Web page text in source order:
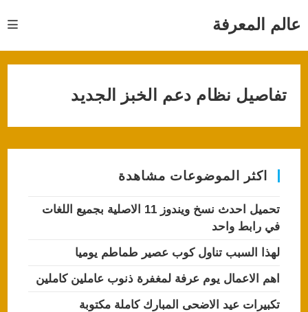
عالم المعرفة
تفاصيل نظام دعم الخبز الجديد
اكثر الموضوعات مشاهدة
تحميل احدث نسخ ويندوز 11 الاصلية بجميع اللغات
في رابط واحد
لهذا السبب تناول كوب عصير طماطم يوميا
اهم الاعمال يوم عرفة لمغفرة ذنوب عاملين كاملين
تكبيرات عيد الاضحى المبارك كاملة مكتوبة